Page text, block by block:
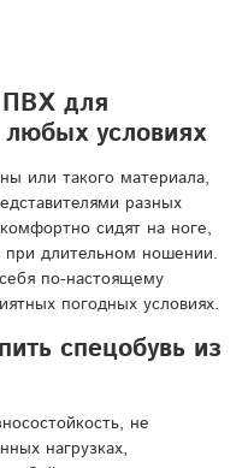
ПВХ для
условиях
или такого материала,
разных
сидят на ноге,
при длительном ношении.
по-настоящему
погодных условиях.
спецобувь из
не
нагрузках,